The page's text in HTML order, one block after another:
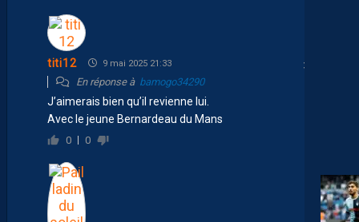
titi12 9 mai 2025 21:33
En réponse à bamogo34290
J’aimerais bien qu’il revienne lui.
Avec le jeune Bernardeau du Mans
0 0